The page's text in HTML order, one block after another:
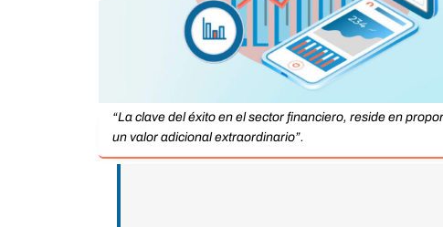
“La clave del éxito en el sector financiero, reside en
un valor adicional extraordinario”.